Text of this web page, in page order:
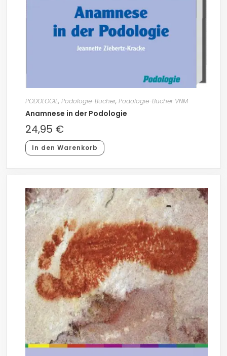
PODOLOGIE, Podologie-Bücher, Podologie-Bücher VNM
Anamnese in der Podologie
24,95 €
In den Warenkorb